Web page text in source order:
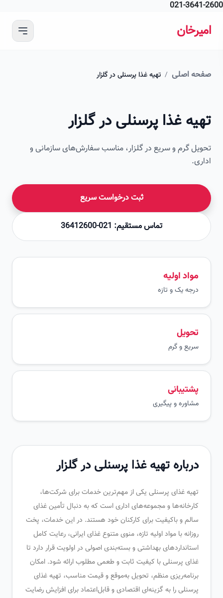
021-
اصلی / تهیه غذا پرسنلی در گلزار
غذا پرسنلی در گلزار
گرم و سریع در گلزار، مناسب سفارش‌های سازمانی و
ثبت درخواست سریع
تماس مستقیم: 021-36412600
مواد اولیه
درجه یک و تازه
سریع و گرم
پشتیبانی
مشاوره و پیگیری
تصویر این صفحه به زودی اضافه می‌شود
درباره تهیه غذا پرسنلی در گلزار
تهیه غذای پرسنلی یکی از مهم‌ترین خدمات برای شرکت‌ها،
کارخانه‌ها و مجموعه‌های اداری است که به دنبال تأمین غذای
سالم و باکیفیت برای کارکنان خود هستند. در این خدمات، پخت
روزانه با مواد اولیه تازه، منوی متنوع غذای ایرانی، رعایت کامل
استانداردهای بهداشتی و بسته‌بندی اصولی در اولویت قرار دارد تا
غذای پرسنلی با کیفیت ثابت و طعمی مطلوب ارائه شود. امکان
برنامه‌ریزی منظم، تحویل به‌موقع و قیمت مناسب، تهیه غذای
پرسنلی را به گزینه‌ای اقتصادی و قابل‌اعتماد برای افزایش رضایت